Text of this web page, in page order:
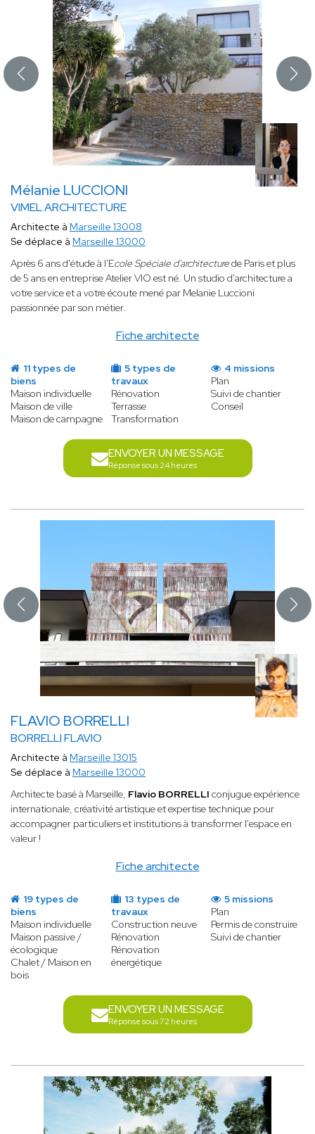
Mélanie LUCCIONI
VIMEL ARCHITECTURE
Fiche architecte
Architecte à Marseille 13008
Se déplace à Marseille 13000
Après 6 ans d'étude à l'Ecole Spéciale d'architecturede Paris et plus
de 5 ans en entreprise Atelier VIO est né. Un studio d'architecture a
votre service et a votre écoute mené par Melanie Luccioni
passionnée par son métier.
11 types de
biens
Maison individuelle
Maison de ville
Maison de campagne
5 types de
travaux
Rénovation
Terrasse
Transformation
4 missions
Plan
Suivi de chantier
Conseil
ENVOYER UN MESSAGE
Réponse sous 24 heures
FLAVIO BORRELLI
BORRELLI FLAVIO
Fiche architecte
Architecte à Marseille 13015
Se déplace à Marseille 13000
Architecte basé à Marseille, Flavio BORRELLI conjugue expérience
internationale, créativité artistique et expertise technique pour
accompagner particuliers et institutions à transformer l'espace en
valeur !
19 types de
biens
Maison individuelle
Maison passive /
écologique
Chalet / Maison en
bois
13 types de
travaux
Construction neuve
Rénovation
Rénovation
énergétique
5 missions
Plan
Permis de construire
Suivi de chantier
ENVOYER UN MESSAGE
Réponse sous 72 heures